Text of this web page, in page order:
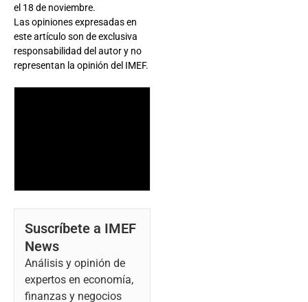
el 18 de noviembre.
Las opiniones expresadas en
este artículo son de exclusiva
responsabilidad del autor y no
representan la opinión del IMEF.
Suscríbete a IMEF
News
Análisis y opinión de
expertos en economía,
finanzas y negocios